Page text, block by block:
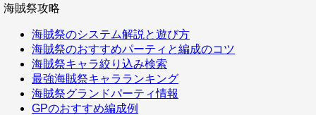
海賊祭攻略
海賊祭のシステム解説と遊び方
海賊祭のおすすめパーティと編成のコツ
海賊祭キャラ絞り込み検索
最強海賊祭キャラランキング
海賊祭グランドパーティ情報
GPのおすすめ編成例